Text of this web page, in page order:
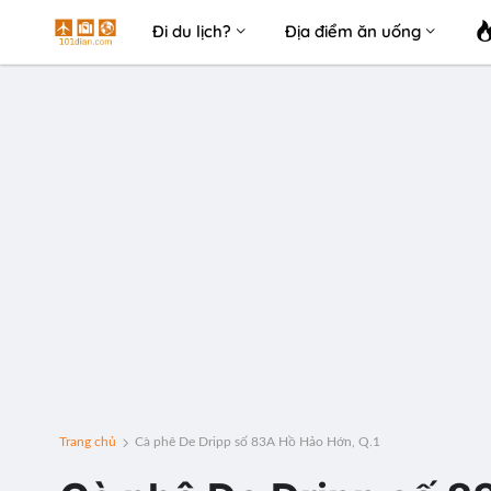
Đi du lịch? Địa điểm ăn uống
Trang chủ Cà phê De Dripp số 83A Hồ Hảo Hớn, Q.1